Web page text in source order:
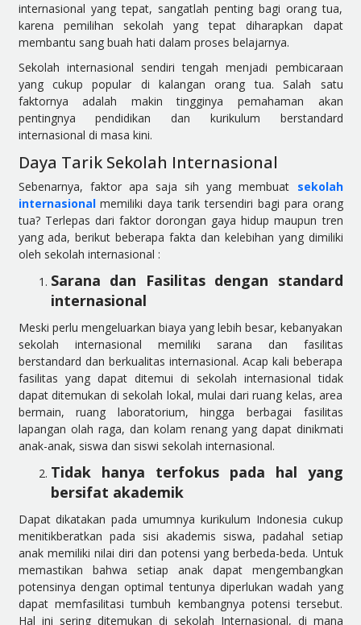
internasional yang tepat, sangatlah penting bagi orang tua,
karena pemilihan sekolah yang tepat diharapkan dapat
membantu sang buah hati dalam proses belajarnya.
Sekolah internasional sendiri tengah menjadi pembicaraan
yang cukup popular di kalangan orang tua. Salah satu
faktornya adalah makin tingginya pemahaman akan
pentingnya pendidikan dan kurikulum berstandard
internasional di masa kini.
Daya Tarik Sekolah Internasional
Sebenarnya, faktor apa saja sih yang membuat sekolah
internasionalmemiliki daya tarik tersendiri bagi para orang
tua? Terlepas dari faktor dorongan gaya hidup maupun tren
yang ada, berikut beberapa fakta dan kelebihan yang dimiliki
oleh sekolah internasional :
Sarana dan Fasilitas dengan standard
internasional
Meski perlu mengeluarkan biaya yang lebih besar, kebanyakan
sekolah internasional memiliki sarana dan fasilitas
berstandard dan berkualitas internasional. Acap kali beberapa
fasilitas yang dapat ditemui di sekolah internasional tidak
dapat ditemukan di sekolah lokal, mulai dari ruang kelas, area
bermain, ruang laboratorium, hingga berbagai fasilitas
lapangan olah raga, dan kolam renang yang dapat dinikmati
anak-anak, siswa dan siswi sekolah internasional.
Tidak hanya terfokus pada hal yang
bersifat akademik
Dapat dikatakan pada umumnya kurikulum Indonesia cukup
menitikberatkan pada sisi akademis siswa, padahal setiap
anak memiliki nilai diri dan potensi yang berbeda-beda. Untuk
memastikan bahwa setiap anak dapat mengembangkan
potensinya dengan optimal tentunya diperlukan wadah yang
dapat memfasilitasi tumbuh kembangnya potensi tersebut.
Hal ini sering ditemukan di sekolah Internasional, di mana